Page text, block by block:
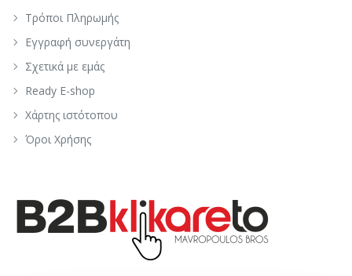
Τρόποι Πληρωμής
Εγγραφή συνεργάτη
Σχετικά με εμάς
Ready E-shop
Χάρτης ιστότοπου
Όροι Χρήσης